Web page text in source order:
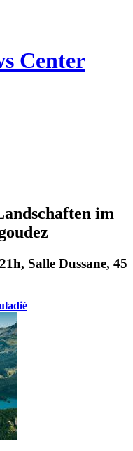
Center
im
Salle Dussane, 45